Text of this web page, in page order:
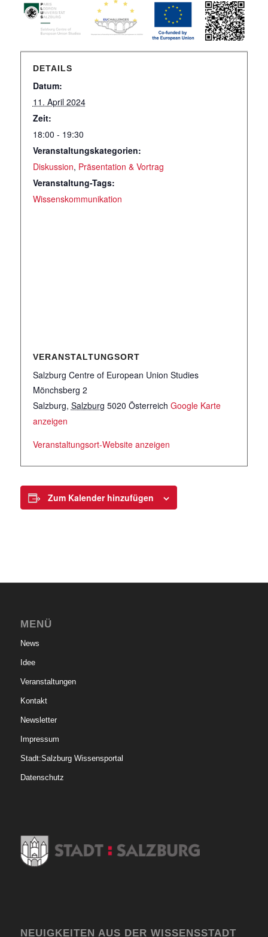
DETAILS
Datum:
11. April 2024
Zeit:
18:00 - 19:30
Veranstaltungskategorien:
Diskussion, Präsentation & Vortrag
Veranstaltung-Tags:
Wissenskommunikation
VERANSTALTUNGSORT
Salzburg Centre of European Union Studies
Mönchsberg 2
Salzburg, Salzburg 5020 Österreich Google Karte
anzeigen
Veranstaltungsort-Website anzeigen
Zum Kalender hinzufügen
MENÜ
News
Idee
Veranstaltungen
Kontakt
Newsletter
Impressum
Stadt:Salzburg Wissensportal
Datenschutz
NEUIGKEITEN AUS DER WISSENSSTADT